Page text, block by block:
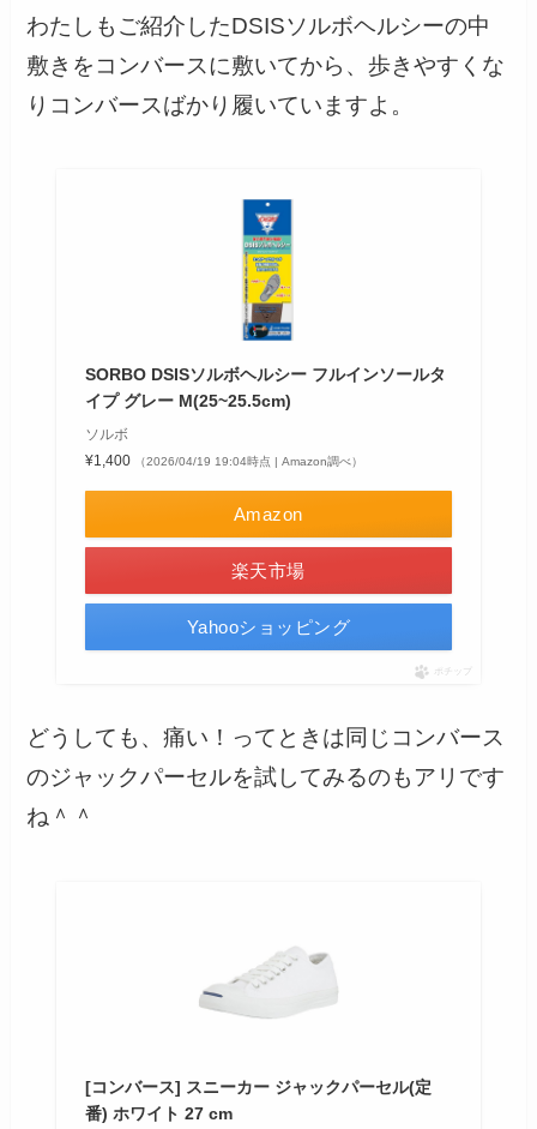
わたしもご紹介したDSISソルボヘルシーの中
敷きをコンバースに敷いてから、歩きやすくな
りコンバースばかり履いていますよ。
SORBO DSISソルボヘルシー フルインソールタ
イプ グレー M(25~25.5cm)
ソルボ
¥1,400
（2026/04/19 19:04時点 | Amazon調べ）
Amazon
楽天市場
Yahooショッピング
ポチップ
どうしても、痛い！ってときは同じコンバース
のジャックパーセルを試してみるのもアリです
ね＾＾
[コンバース] スニーカー ジャックパーセル(定
番) ホワイト 27 cm